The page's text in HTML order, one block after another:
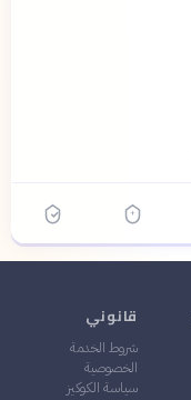
قانوني
شروط الخدمة
الخصوصية
سياسة الكوكيز